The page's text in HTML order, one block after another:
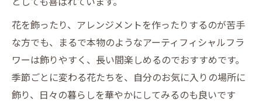
花を飾ったり、アレンジメントを作ったりするのが苦手
な方でも、まるで本物のようなアーティフィシャルフラ
ワーは飾りやすく、長い間楽しめるのでおすすめです。
季節ごとに変わる花たちを、自分のお気に入りの場所に
飾り、日々の暮らしを華やかにしてみるのも良いです